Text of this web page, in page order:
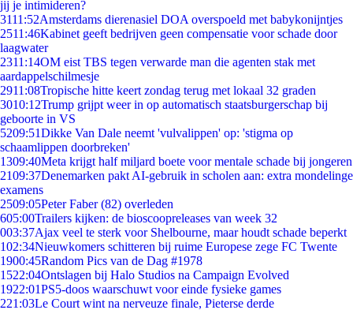
jij je intimideren?
3111:52Amsterdams dierenasiel DOA overspoeld met babykonijntjes
2511:46Kabinet geeft bedrijven geen compensatie voor schade door
laagwater
2311:14OM eist TBS tegen verwarde man die agenten stak met
aardappelschilmesje
2911:08Tropische hitte keert zondag terug met lokaal 32 graden
3010:12Trump grijpt weer in op automatisch staatsburgerschap bij
geboorte in VS
5209:51Dikke Van Dale neemt 'vulvalippen' op: 'stigma op
schaamlippen doorbreken'
1309:40Meta krijgt half miljard boete voor mentale schade bij jongeren
2109:37Denemarken pakt AI-gebruik in scholen aan: extra mondelinge
examens
2509:05Peter Faber (82) overleden
605:00Trailers kijken: de bioscoopreleases van week 32
003:37Ajax veel te sterk voor Shelbourne, maar houdt schade beperkt
102:34Nieuwkomers schitteren bij ruime Europese zege FC Twente
1900:45Random Pics van de Dag #1978
1522:04Ontslagen bij Halo Studios na Campaign Evolved
1922:01PS5-doos waarschuwt voor einde fysieke games
221:03Le Court wint na nerveuze finale, Pieterse derde